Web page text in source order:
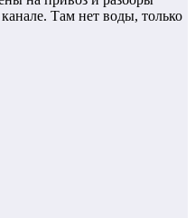
Там нет воды, только